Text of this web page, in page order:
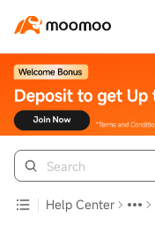
Help Center